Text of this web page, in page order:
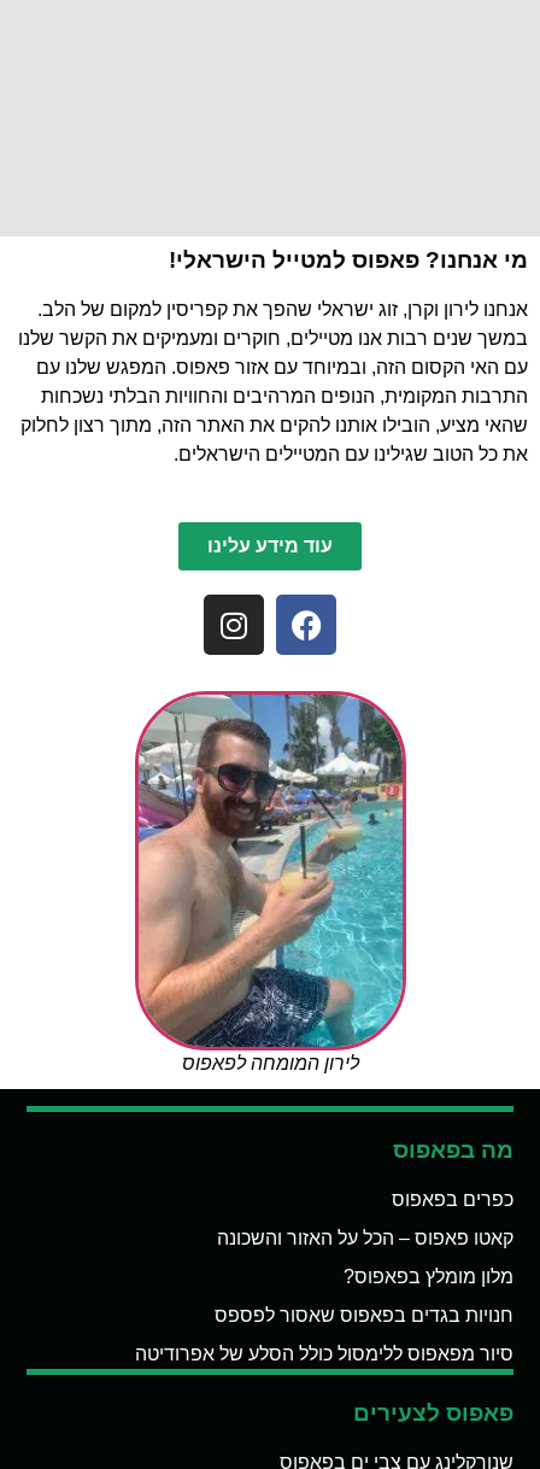
מי אנחנו? פאפוס למטייל הישראלי!
אנחנו לירון וקרן, זוג ישראלי שהפך את קפריסין למקום של הלב.
במשך שנים רבות אנו מטיילים, חוקרים ומעמיקים את הקשר שלנו
עם האי הקסום הזה, ובמיוחד עם אזור פאפוס. המפגש שלנו עם
התרבות המקומית, הנופים המרהיבים והחוויות הבלתי נשכחות
שהאי מציע, הובילו אותנו להקים את האתר הזה, מתוך רצון לחלוק
את כל הטוב שגילינו עם המטיילים הישראלים.
עוד מידע עלינו
לירון המומחה לפאפוס
מה בפאפוס
כפרים בפאפוס
קאטו פאפוס – הכל על האזור והשכונה
מלון מומלץ בפאפוס?
חנויות בגדים בפאפוס שאסור לפספס
סיור מפאפוס ללימסול כולל הסלע של אפרודיטה
פאפוס לצעירים
שנורקלינג עם צבי ים בפאפוס